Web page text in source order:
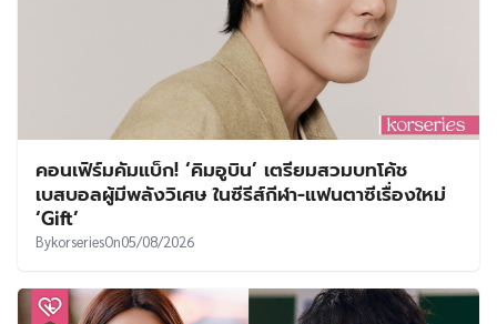
คอนเฟิร์มคัมแบ็ก! ‘คิมอูบิน’ เตรียมสวมบทโค้ช
เบสบอลผู้มีพลังวิเศษ ในซีรีส์กีฬา-แฟนตาซีเรื่องใหม่
‘Gift’
BykorseriesOn05/08/2026